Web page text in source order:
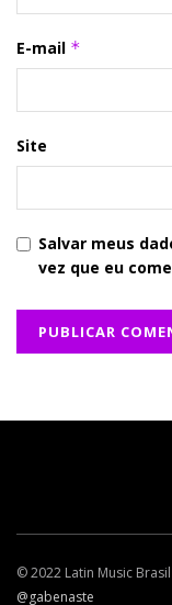
E-mail *
Site
Salvar meus
vez que eu
© 2022 Latin Music
@gabenaste